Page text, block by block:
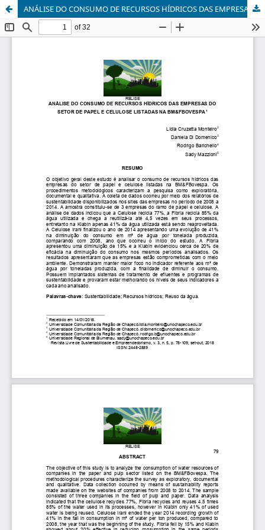
ANÁLISE DO CONSUMO DE RECURSOS HÍDRICOS DAS EMPRESAS DO SETOR DE PAPEL E CELULOSE LISTADAS NA BM&FBOVESPA